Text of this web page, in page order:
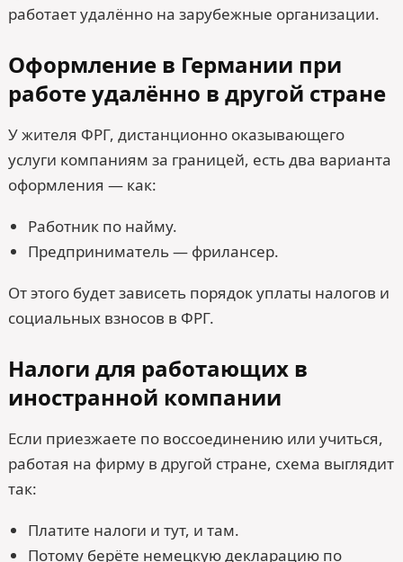
работает удалённо на зарубежные организации.
Оформление в Германии при
работе удалённо в другой стране
У жителя ФРГ, дистанционно оказывающего
услуги компаниям за границей, есть два варианта
оформления — как:
Работник по найму.
Предприниматель — фрилансер.
От этого будет зависеть порядок уплаты налогов и
социальных взносов в ФРГ.
Налоги для работающих в
иностранной компании
Если приезжаете по воссоединению или учиться,
работая на фирму в другой стране, схема выглядит
так:
Платите налоги и тут, и там.
Потому берёте немецкую декларацию по